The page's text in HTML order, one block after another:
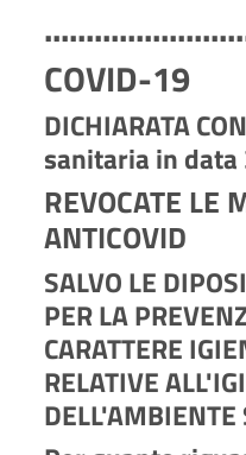
COVID-19
DICHIARATA
sanitaria in data
REVOCATE LE
ANTICOVID
SALVO LE
PER LA
CARATTERE
RELATIVE
DELL'AMBIENTE